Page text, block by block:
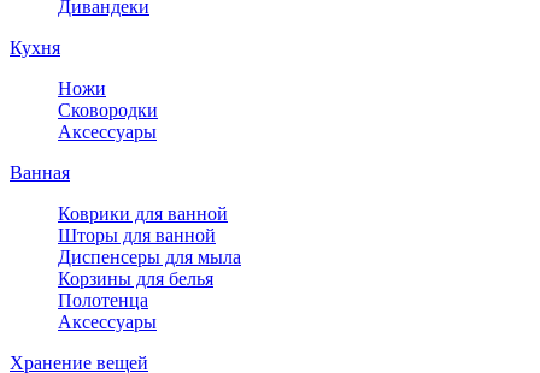
Дивандеки
Кухня
Ножи
Сковородки
Аксессуары
Ванная
Коврики для ванной
Шторы для ванной
Диспенсеры для мыла
Корзины для белья
Полотенца
Аксессуары
Хранение вещей